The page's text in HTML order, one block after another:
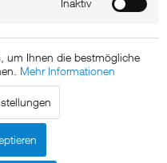
iPad Produkte
um Ihnen die bestmögliche
Mehr Informationen